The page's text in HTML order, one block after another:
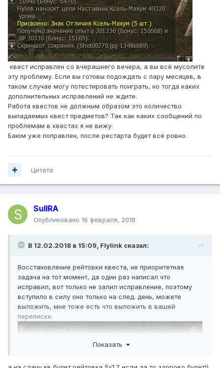
такие кривые обновы, за простой по игре, ожидание
исправлений - положена какая нить компенсация. Может
подумаете об этом?
квест исправлен со вчерашнего вечера, а вы всё мусолите
эту проблему. Если вы готовы подождать с пару месяцев, в
таком случае могу потестировать поиграть, но тогда каких
дополнительных исправлений не ждите.
Работа квестов не должным образом это количество
выпадаемых квест предметов? Так как каких сообщений по
проблемам в квестах я не вижу.
Баюм уже поправлен, после рестарта будет всё ровно.
Цитата
SuIIRA
Опубликовано 16 февраля, 2018
В 12.02.2018 в 15:09, Flylink сказал:
Восстановление рейтовки квеста, не приоритетная
задача на тот момент, да один раз написал что
исправил, вот только не залил исправление, поэтому
вступило в силу оно только на след. день, можете
выложить, мне тоже есть что выложить в вашей
переписке.
Показать